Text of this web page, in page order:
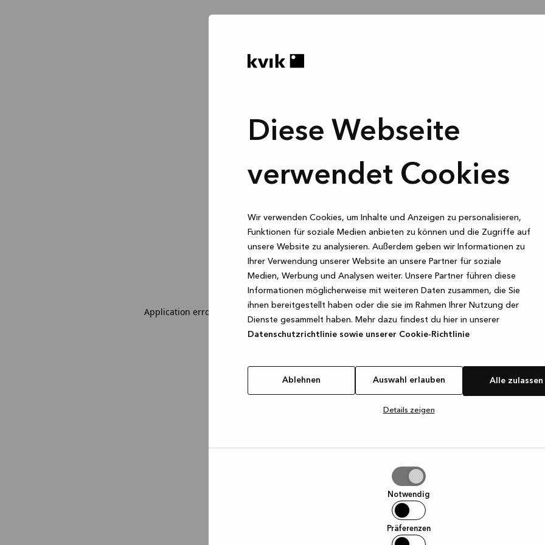
Diese Webseite
verwendet Cookies
Wir verwenden Cookies, um Inhalte und Anzeigen zu personalisieren,
Funktionen für soziale Medien anbieten zu können und die Zugriffe auf
unsere Website zu analysieren. Außerdem geben wir Informationen zu
Ihrer Verwendung unserer Website an unsere Partner für soziale
Medien, Werbung und Analysen weiter. Unsere Partner führen diese
Informationen möglicherweise mit weiteren Daten zusammen, die Sie
ihnen bereitgestellt haben oder die sie im Rahmen Ihrer Nutzung der
Dienste gesammelt haben. Mehr dazu findest du hier in unserer
Datenschutzrichtlinie sowie unserer Cookie-Richtlinie
Ablehnen Auswahl erlauben Alle zulassen
Details zeigen
Notwendig
Präferenzen
Application error: a client-side exception has occurred while loadingwww.kvik.de (see the